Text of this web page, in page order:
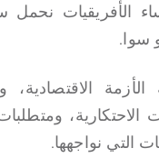
الأفريقيات
سوا.
الأزمة
الاحتكارية،
التي نواجهها.